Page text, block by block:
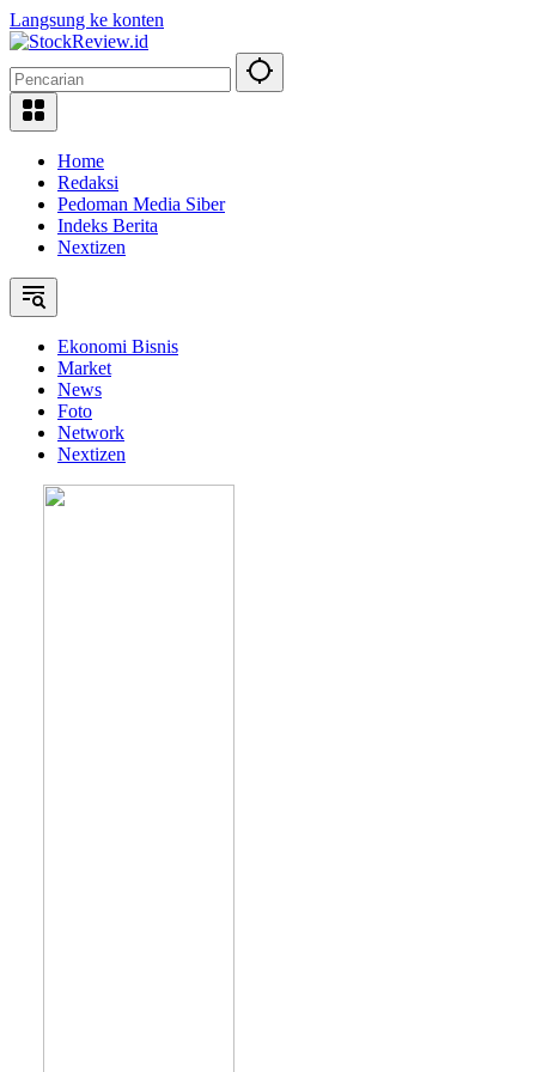
Langsung ke konten
Home
Redaksi
Pedoman Media Siber
Indeks Berita
Nextizen
Ekonomi Bisnis
Market
News
Foto
Network
Nextizen